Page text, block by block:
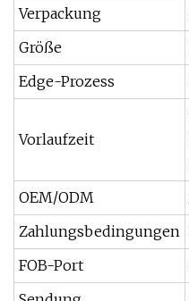
Verpackung
Größe
Edge-Prozess
Vorlaufzeit
OEM/ODM
Zahlungsbedingungen
FOB-Port